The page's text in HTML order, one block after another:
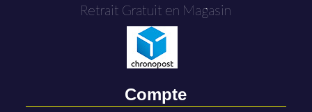
Retrait Gratuit en Magasin
Compte